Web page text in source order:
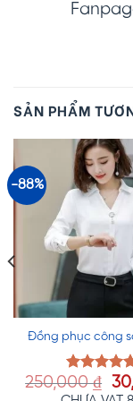
SẢN PHẨM
-88%
Đồng phục công
Được xếp
hạng5.00
250,000₫